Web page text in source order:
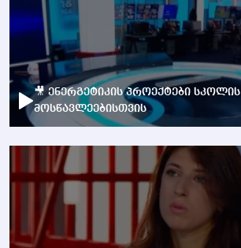
🎥 ენერგეტიკის პროექტები სკოლის
მოსწავლეებისთვის